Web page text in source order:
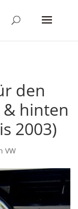
den
hinten
2003)
VW